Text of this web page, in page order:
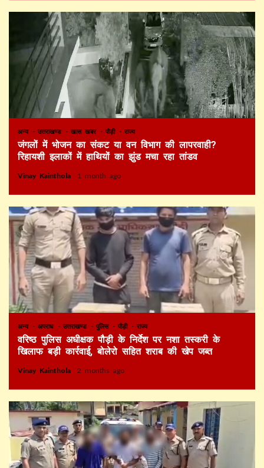
अन्य उत्तराखण्ड खास खबर पौड़ी राज्य
जंगलों में भोजन का संकट या वन विभाग की लापरवाही?
रिहायशी इलाकों में हाथियों का झुंड मचा रहा तांडव
Vinay Kainthola 1 month ago
अन्य अपराध उत्तराखण्ड पुलिस पौड़ी राज्य
वरिष्ठ पुलिस अधीक्षक पौड़ी के निर्देश पर नशा तस्करी के
खिलाफ बड़ी कार्रवाई, बोलेरो सहित शराब की खेप जब्त
Vinay Kainthola 2 months ago